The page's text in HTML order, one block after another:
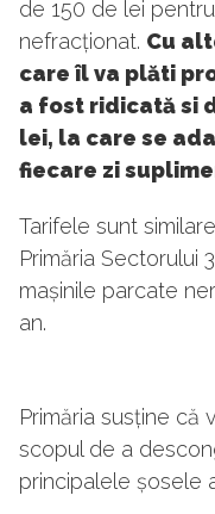
de 150 de lei
nefracționat. Cu
care îl va plăti
a fost ridicată si
lei, la care se
fiecare zi
Tarifele sunt
Primăria Sectorului
mașinile parcate
an.
Primăria susține că
scopul de a
principalele șosele